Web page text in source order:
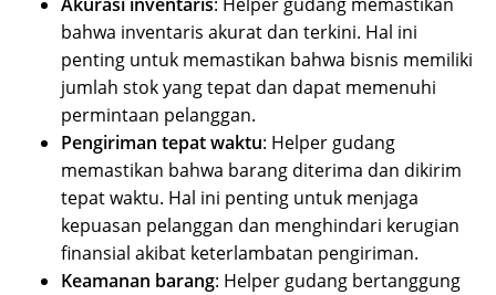
bahwa inventaris akurat dan terkini. Hal ini
penting untuk memastikan bahwa bisnis memiliki
jumlah stok yang tepat dan dapat memenuhi
permintaan pelanggan.
Pengiriman tepat waktu: Helper gudang
memastikan bahwa barang diterima dan dikirim
tepat waktu. Hal ini penting untuk menjaga
kepuasan pelanggan dan menghindari kerugian
finansial akibat keterlambatan pengiriman.
Keamanan barang: Helper gudang bertanggung